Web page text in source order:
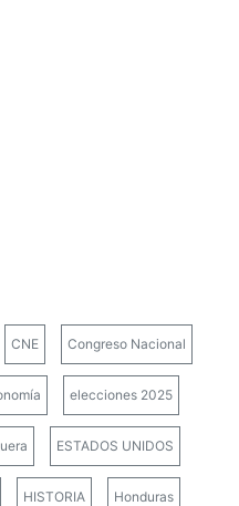
CNE Congreso Nacional
elecciones 2025
ESTADOS UNIDOS
HISTORIA Honduras